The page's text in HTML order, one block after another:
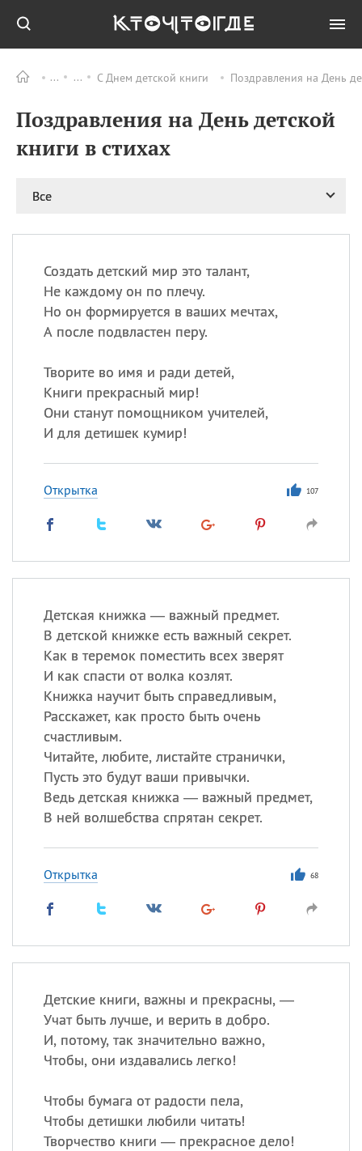
С Днем детской книги Поздравления на День
Поздравления на День детской
книги в стихах
Все
Создать детский мир это талант,
Не каждому он по плечу.
Но он формируется в ваших мечтах,
А после подвластен перу.
Творите во имя и ради детей,
Книги прекрасный мир!
Они станут помощником учителей,
И для детишек кумир!
Открытка 107
Детская книжка — важный предмет.
В детской книжке есть важный секрет.
Как в теремок поместить всех зверят
И как спасти от волка козлят.
Книжка научит быть справедливым,
Расскажет, как просто быть очень
счастливым.
Читайте, любите, листайте странички,
Пусть это будут ваши привычки.
Ведь детская книжка — важный предмет,
В ней волшебства спрятан секрет.
Открытка 68
Детские книги, важны и прекрасны, —
Учат быть лучше, и верить в добро.
И, потому, так значительно важно,
Чтобы, они издавались легко!
Чтобы бумага от радости пела,
Чтобы детишки любили читать!
Творчество книги — прекрасное дело!
ПРАЗДНИКИ Все
09.08
День памяти жертв
атомной
день
рисового пудинга
09.08
(Smokey Bear Day)
Сегодня празднуют именины